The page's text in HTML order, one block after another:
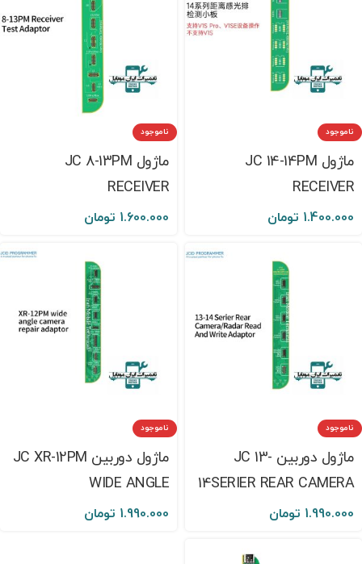
ناموجود
ماژول JC 14-14PM
RECEIVER
1.400.000 تومان
ناموجود
ماژول JC 8-13PM
RECEIVER
1.600.000 تومان
ناموجود
ماژول دوربین JC 13-
14SERIER REAR CAMERA
1.990.000 تومان
ناموجود
ماژول دوربین JC XR-12PM
WIDE ANGLE
1.990.000 تومان